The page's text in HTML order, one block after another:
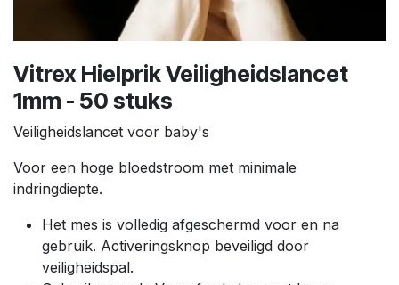
Vitrex Hielprik Veiligheidslancet
1mm - 50 stuks
Veiligheidslancet voor baby's
Voor een hoge bloedstroom met minimale
indringdiepte.
Het mes is volledig afgeschermd voor en na
gebruik. Activeringsknop beveiligd door
veiligheidspal.